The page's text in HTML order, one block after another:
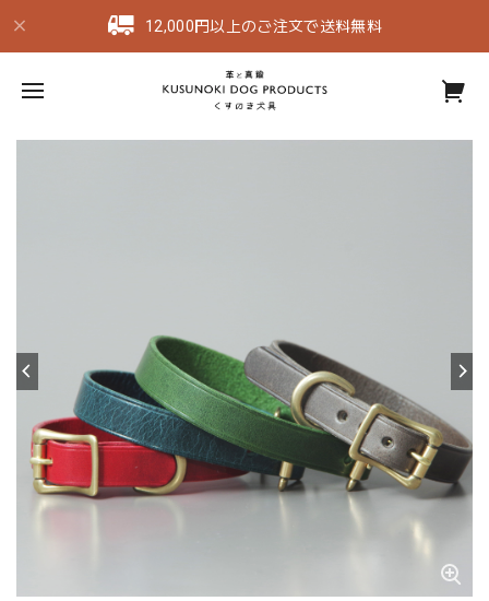
12,000円以上のご注文で送料無料